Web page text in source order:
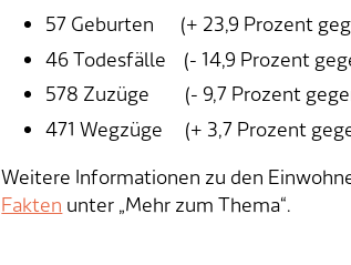
57 Geburten (+ 23,9 Prozent
46 Todesfälle (- 14,9 Prozent
578 Zuzüge (- 9,7 Prozent
471 Wegzüge (+ 3,7 Prozent
Weitere Informationen zu den
Fakten unter „Mehr zum Thema“.